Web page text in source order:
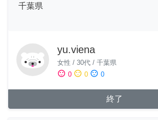
千葉県
yu.viena
女性 / 30代 / 千葉県
sentiment_satisfied 0 sentiment_neutral 0 sentiment_dissatisfied 0
終了